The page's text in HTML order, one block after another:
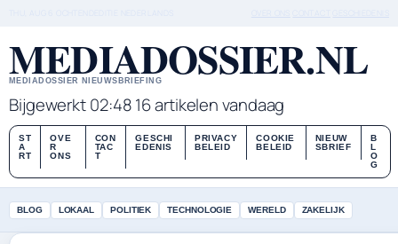
MEDIADOSSIER.NL
MEDIADOSSIER NIEUWSBRIEFING
Bijgewerkt 02:4816 artikelen vandaag
ST
A
RT
OVE
R
ONS
CON
TAC
T
GESCHI
EDENIS
PRIVACY
BELEID
COOKIE
BELEID
NIEUW
SBRIEF
B
L
O
G
BLOG LOKAAL POLITIEK TECHNOLOGIE WERELD ZAKELIJK